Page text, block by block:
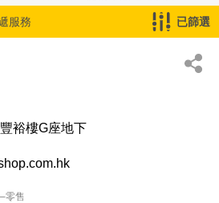
服務 已篩選
裕樓G座地下
零售